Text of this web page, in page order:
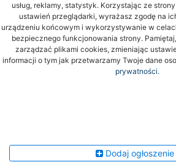
usług, reklamy, statystyk. Korzystając ze
ustawień przeglądarki, wyrażasz zgodę na
urządzeniu końcowym i wykorzystywanie w
bezpiecznego funkcjonowania strony.
zarządzać plikami cookies, zmieniając
informacji o tym jak przetwarzamy Twoje dane
prywatności.
Dodaj ogłoszenie